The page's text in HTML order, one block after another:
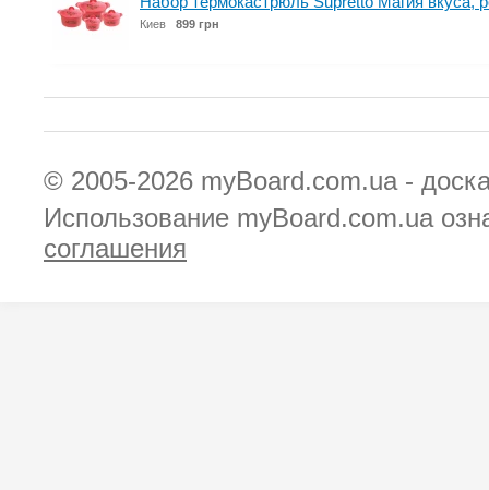
Киев 899 грн
© 2005-2026 myBoard.com.ua -
Использование myBoard.com.ua
соглашения